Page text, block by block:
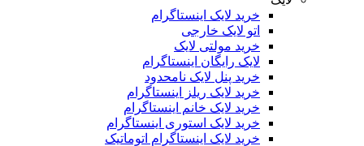
خرید لایک اینستاگرام
اتو لایک خارجی
خرید مولتی لایک
لایک رایگان اینستاگرام
خرید پنل لایک نامحدود
خرید لایک ریلز اینستاگرام
خرید لایک خانم اینستاگرام
خرید لایک استوری اینستاگرام
خرید لایک اینستاگرام اتوماتیک